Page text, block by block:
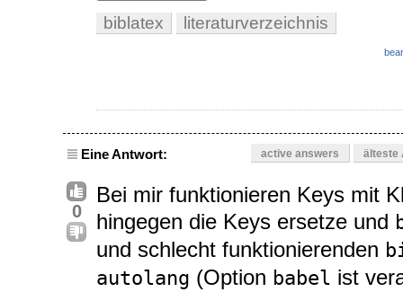
biblatex literaturverzeichnis
Eine Antwort: active answers älteste
0
Bei mir funktionieren Keys mit
hingegen die Keys ersetze und
und schlecht funktionierenden
autolang (Option babel ist